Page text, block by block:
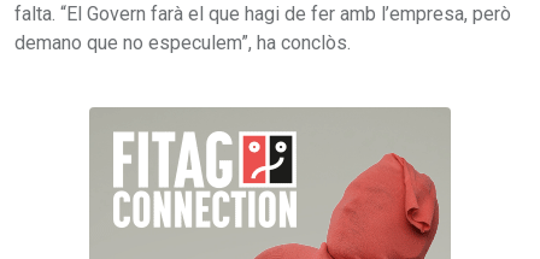
falta. “El Govern farà el que hagi de fer amb l’empresa, però
demano que no especulem”, ha conclòs.